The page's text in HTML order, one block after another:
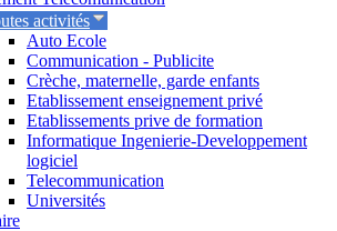
activités
Auto Ecole
Communication - Publicite
Crèche, maternelle, garde enfants
Etablissement enseignement privé
Etablissements prive de formation
Informatique Ingenierie-Developpement
logiciel
Telecommunication
Universités